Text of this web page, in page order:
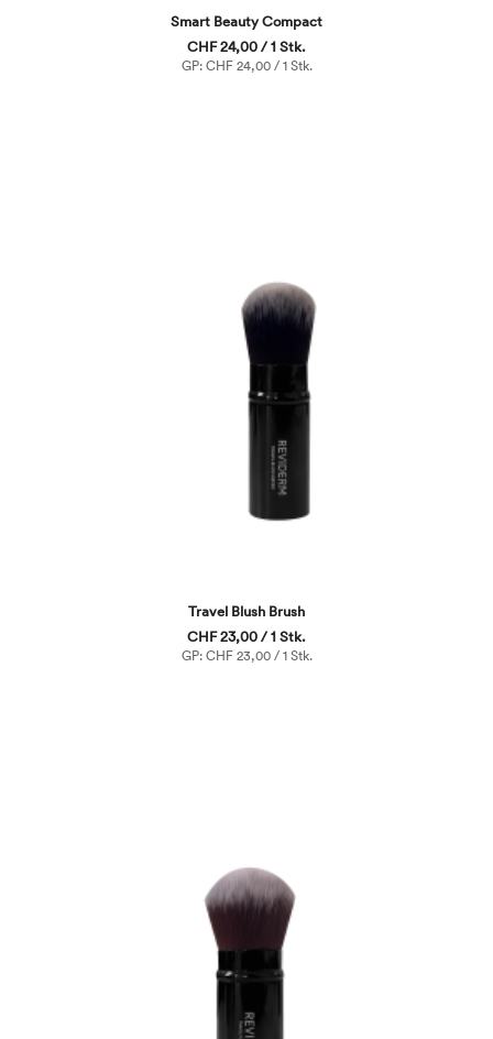
Smart Beauty Compact
CHF 24,00 / 1 Stk.
GP: CHF 24,00 / 1 Stk.
Travel Blush Brush
CHF 23,00 / 1 Stk.
GP: CHF 23,00 / 1 Stk.